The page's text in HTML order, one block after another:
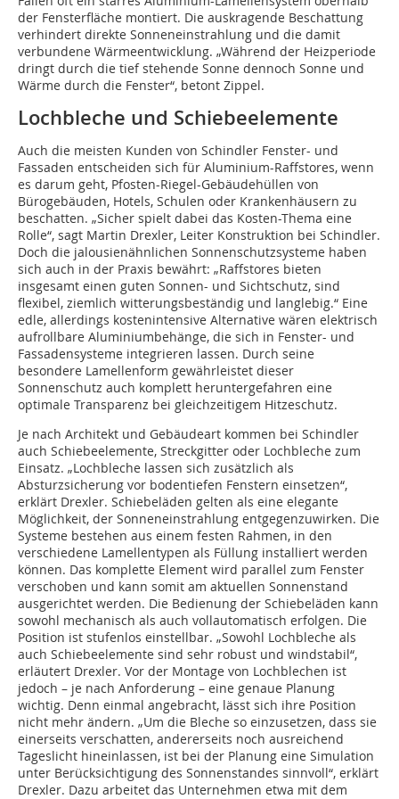
der Fensterfläche montiert. Die auskragende Beschattung
verhindert direkte Sonneneinstrahlung und die damit
verbundene Wärmeentwicklung. „Während der Heizperiode
dringt durch die tief stehende Sonne dennoch Sonne und
Wärme durch die Fenster“, betont Zippel.
Lochbleche und Schiebeelemente
Auch die meisten Kunden von Schindler Fenster- und
Fassaden entscheiden sich für Aluminium-Raffstores, wenn
es darum geht, Pfosten-Riegel-Gebäudehüllen von
Bürogebäuden, Hotels, Schulen oder Krankenhäusern zu
beschatten. „Sicher spielt dabei das Kosten-Thema eine
Rolle“, sagt Martin Drexler, Leiter Konstruktion bei Schindler.
Doch die jalousienähnlichen Sonnenschutzsysteme haben
sich auch in der Praxis bewährt: „Raffstores bieten
insgesamt einen guten Sonnen- und Sichtschutz, sind
flexibel, ziemlich witterungsbeständig und langlebig.“ Eine
edle, allerdings kostenintensive Alternative wären elektrisch
aufrollbare Aluminiumbehänge, die sich in Fenster- und
Fassadensysteme integrieren lassen. Durch seine
besondere Lamellenform gewährleistet dieser
Sonnenschutz auch komplett heruntergefahren eine
optimale Transparenz bei gleichzeitigem Hitzeschutz.
Je nach Architekt und Gebäudeart kommen bei Schindler
auch Schiebeelemente, Streckgitter oder Lochbleche zum
Einsatz. „Lochbleche lassen sich zusätzlich als
Absturzsicherung vor bodentiefen Fenstern einsetzen“,
erklärt Drexler. Schiebeläden gelten als eine elegante
Möglichkeit, der Sonneneinstrahlung entgegenzuwirken. Die
Systeme bestehen aus einem festen Rahmen, in den
verschiedene Lamellentypen als Füllung installiert werden
können. Das komplette Element wird parallel zum Fenster
verschoben und kann somit am aktuellen Sonnenstand
ausgerichtet werden. Die Bedienung der Schiebeläden kann
sowohl mechanisch als auch vollautomatisch erfolgen. Die
Position ist stufenlos einstellbar. „Sowohl Lochbleche als
auch Schiebeelemente sind sehr robust und windstabil“,
erläutert Drexler. Vor der Montage von Lochblechen ist
jedoch – je nach Anforderung – eine genaue Planung
wichtig. Denn einmal angebracht, lässt sich ihre Position
nicht mehr ändern. „Um die Bleche so einzusetzen, dass sie
einerseits verschatten, andererseits noch ausreichend
Tageslicht hineinlassen, ist bei der Planung eine Simulation
unter Berücksichtigung des Sonnenstandes sinnvoll“, erklärt
Drexler. Dazu arbeitet das Unternehmen etwa mit dem